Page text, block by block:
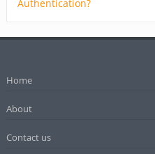
Home
About
Contact us